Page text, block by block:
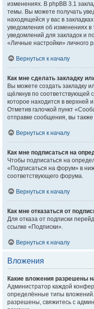
изменениях. В phpBB 3.1
темы. Вы можете получать
находящейся у вас в
уведомления об изменениях
уведомлений для закладок и
«Личные настройки» личного
Вернуться к началу
Как мне сделать закладку
Вы можете создать закладку
щёлкнув по соответствующей
которое находится в верхней
Отметив галочкой пункт
отправке сообщения, вы
Вернуться к началу
Как мне подписаться на
Чтобы подписаться на
«Подписаться на форум» в
соответствующего форума.
Вернуться к началу
Как мне отказаться от
Для отказа от подписки
ссылке «Подписки».
Вернуться к началу
Вложения
Какие вложения разрешены
Администратор каждой
определённые типы
разрешены, свяжитесь с